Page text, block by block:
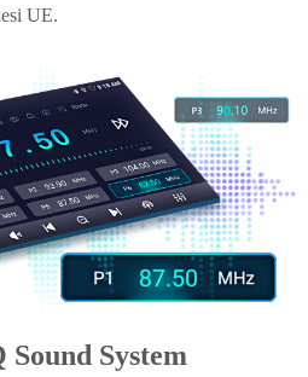
con il segnale radio (nome stazione,
automatico della frequenza. La
appaiono direttamente sul
UE.